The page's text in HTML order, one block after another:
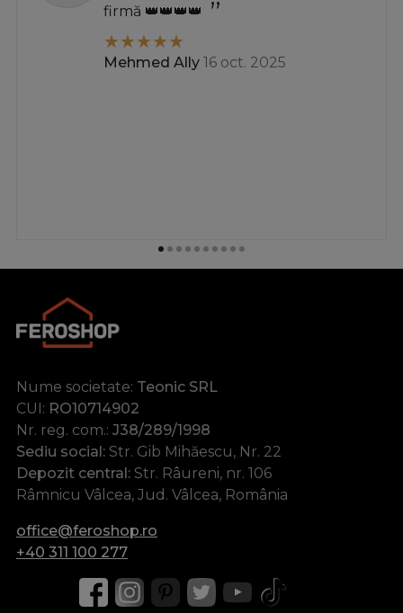
firmă 👑👑👑👑
Mehmed Ally 16 oct. 2025
Nume societate: Teonic SRL
CUI: RO10714902
Nr. reg. com.: J38/289/1998
Sediu social: Str. Gib Mihăescu, Nr. 22
Depozit central: Str. Râureni, nr. 106
Râmnicu Vâlcea, Jud. Vâlcea, România
office@feroshop.ro
+40 311 100 277